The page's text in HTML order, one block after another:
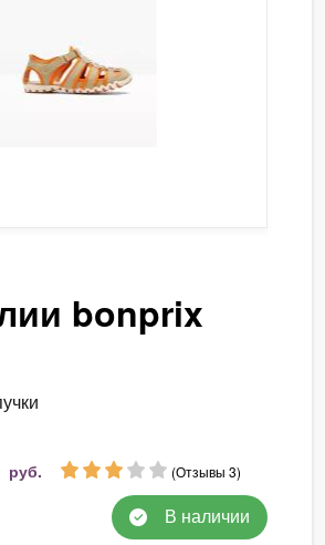
bonprix
руб. (Отзывы 3)
В наличии